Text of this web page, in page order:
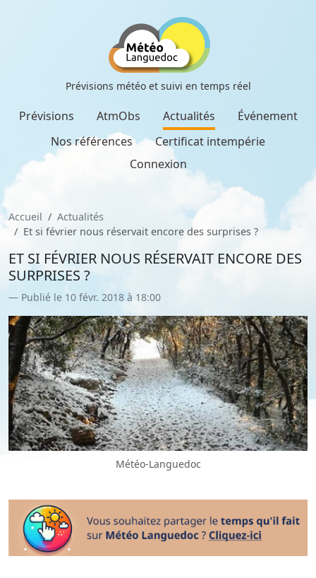
Prévisions météo et suivi en temps réel
Prévisions AtmObs Actualités
Événement
Nos références
Certificat intempérie
Connexion
Accueil
Actualités
Et si février nous réservait encore des surprises ?
ET SI FÉVRIER NOUS RÉSERVAIT ENCORE DES
SURPRISES ?
Publié le 10 févr. 2018 à 18:00
Météo-Languedoc